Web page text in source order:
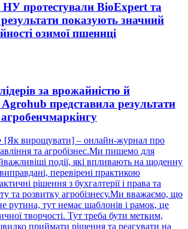
протестували BioExpert та
показують значний
озимої пшениці
за врожайністю й
представила результати